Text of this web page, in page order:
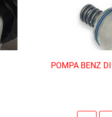
POMPA BENZ